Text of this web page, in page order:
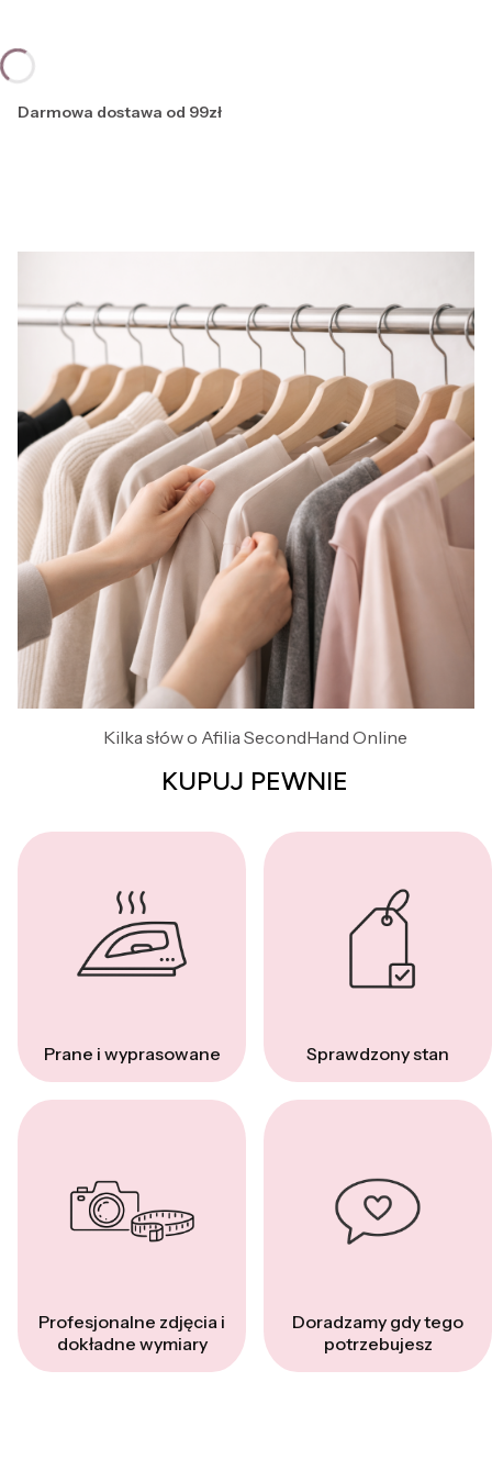
Darmowa dostawa od 99zł
Kilka słów o Afilia SecondHand Online
KUPUJ PEWNIE
Prane i wyprasowane Sprawdzony stan
Profesjonalne zdjęcia i
dokładne wymiary
Doradzamy gdy tego
potrzebujesz